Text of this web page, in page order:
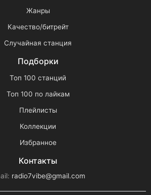
Жанры
Качество/битрейт
Случайная станция
Подборки
Топ 100 станций
Топ 100 по лайкам
Плейлисты
Коллекции
Избранное
Контакты
radio7vibe@gmail.com